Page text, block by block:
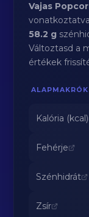
Vajas
58.2 g
Változtasd a
értékek
ALAPMAKRÓK
Kalória (kcal)
Fehérje
Szénhidrát
Zsír